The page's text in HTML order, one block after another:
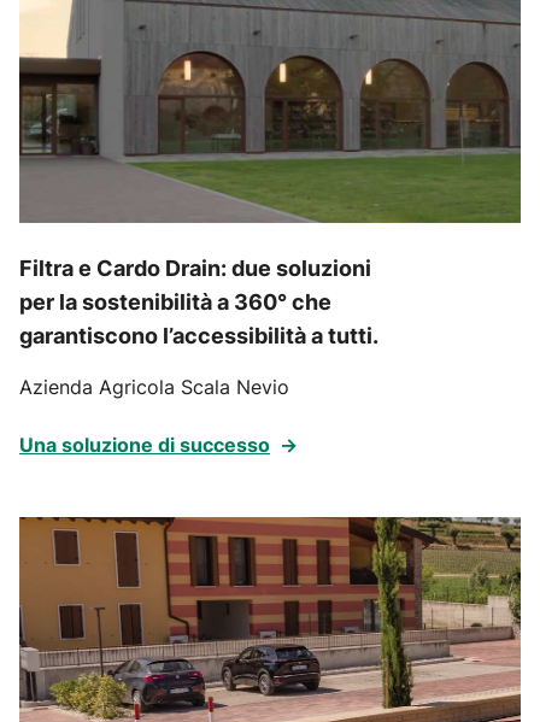
Filtra e Cardo Drain: due soluzioni
per la sostenibilità a 360° che
garantiscono l’accessibilità a tutti.
Azienda Agricola Scala Nevio
Una soluzione di successo →